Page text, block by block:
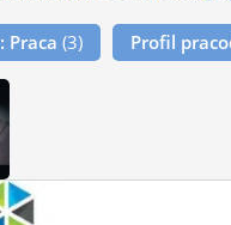
Praca (3) Profil